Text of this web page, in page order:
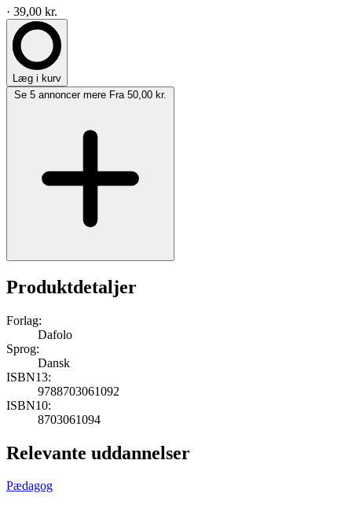
· 39,00 kr.
Læg i kurv
Se 5 annoncer mere Fra 50,00 kr.
Produktdetaljer
Forlag:
Dafolo
Sprog:
Dansk
ISBN13:
9788703061092
ISBN10:
8703061094
Relevante uddannelser
Pædagog